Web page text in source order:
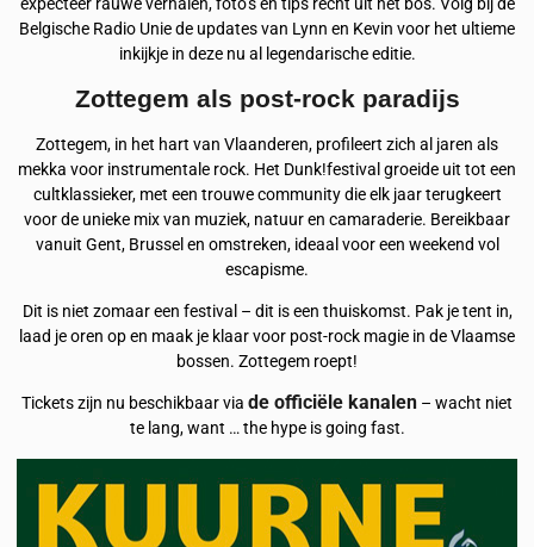
expecteer rauwe verhalen, foto’s en tips recht uit het bos. Volg bij de
Belgische Radio Unie de updates van Lynn en Kevin voor het ultieme
inkijkje in deze nu al legendarische editie.
Zottegem als post-rock paradijs
Zottegem, in het hart van Vlaanderen, profileert zich al jaren als
mekka voor instrumentale rock. Het Dunk!festival groeide uit tot een
cultklassieker, met een trouwe community die elk jaar terugkeert
voor de unieke mix van muziek, natuur en camaraderie. Bereikbaar
vanuit Gent, Brussel en omstreken, ideaal voor een weekend vol
escapisme.
Dit is niet zomaar een festival – dit is een thuiskomst. Pak je tent in,
laad je oren op en maak je klaar voor post-rock magie in de Vlaamse
bossen. Zottegem roept!
Tickets zijn nu beschikbaar via de officiële kanalen – wacht niet
te lang, want … the hype is going fast.